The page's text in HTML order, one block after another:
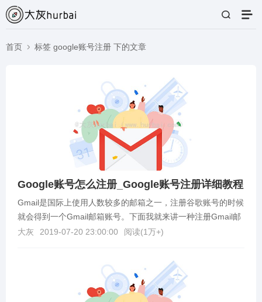
首页 标签 google账号注册 下的文章
Google账号怎么注册_Google账号注册详细教程
Gmail是国际上使用人数较多的邮箱之一，注册谷歌账号的时候
就会得到一个Gmail邮箱账号。下面我就来讲一种注册Gmail邮
箱账号的方法。谷歌邮箱注册教程1.首...
大灰 2019-07-20 23:00:00 阅读(1万+)